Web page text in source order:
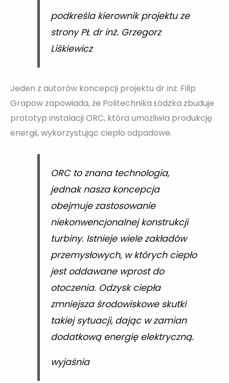
podkreśla kierownik projektu ze
strony PŁ dr inż. Grzegorz
Liśkiewicz
Jeden z autorów koncepcji projektu dr inż. Filip
Grapow zapowiada, że Politechnika Łódzka zbuduje
prototyp instalacji ORC, która umożliwia produkcję
energii, wykorzystując ciepło odpadowe.
ORC to znana technologia,
jednak nasza koncepcja
obejmuje zastosowanie
niekonwencjonalnej konstrukcji
turbiny. Istnieje wiele zakładów
przemysłowych, w których ciepło
jest oddawane wprost do
otoczenia. Odzysk ciepła
zmniejsza środowiskowe skutki
takiej sytuacji, dając w zamian
dodatkową energię elektryczną.
wyjaśnia